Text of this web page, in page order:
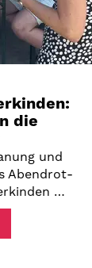
die
und
Abendrot-
…